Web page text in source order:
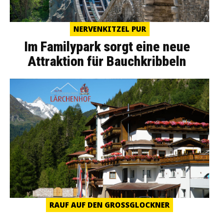
NERVENKITZEL PUR
Im Familypark sorgt eine neue
Attraktion für Bauchkribbeln
RAUF AUF DEN GROSSGLOCKNER